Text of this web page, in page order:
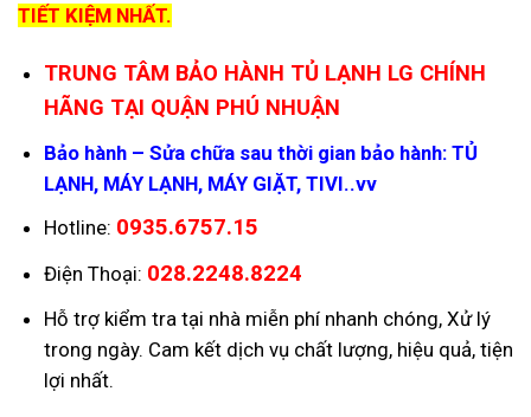
TIẾT KIỆM NHẤT.
TRUNG TÂM BẢO HÀNH TỦ LẠNH LG CHÍNH
HÃNG TẠI QUẬN PHÚ NHUẬN
Bảo hành – Sửa chữa sau thời gian bảo hành: TỦ
LẠNH, MÁY LẠNH, MÁY GIẶT, TIVI..vv
Hotline: 0935.6757.15
Điện Thoại: 028.2248.8224
Hỗ trợ kiểm tra tại nhà miễn phí nhanh chóng, Xử lý
trong ngày. Cam kết dịch vụ chất lượng, hiệu quả, tiện
lợi nhất.